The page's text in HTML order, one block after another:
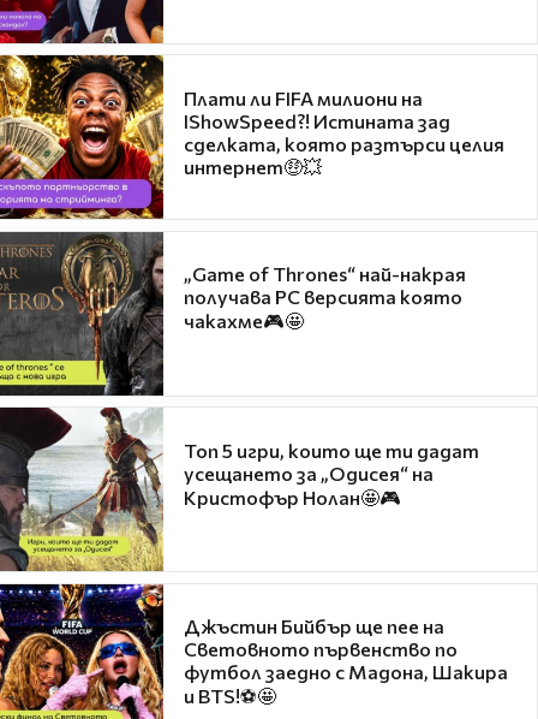
Плати ли FIFA милиони на
IShowSpeed?! Истината зад
сделката, която разтърси целия
интернет🤑💥
„Game of Thrones“ най-накрая
получава PC версията която
чакахме🎮🤩
Топ 5 игри, които ще ти дадат
усещането за „Одисея“ на
Кристофър Нолан🤩🎮
Джъстин Бийбър ще пее на
Световното първенство по
футбол заедно с Мадона, Шакира
и BTS!⚽🤩